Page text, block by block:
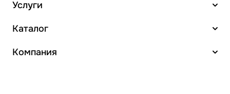
Услуги
Каталог
Компания